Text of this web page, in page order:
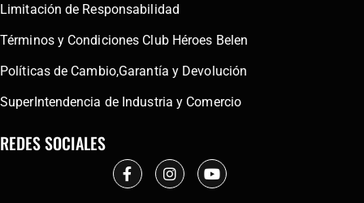
Limitación de Responsabilidad
Términos y Condiciones Club Héroes Belen
Políticas de Cambio,Garantía y Devolución
SuperIntendencia de Industria y Comercio
REDES SOCIALES